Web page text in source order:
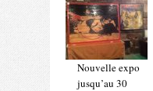
Nouvelle expo
jusqu’au 30